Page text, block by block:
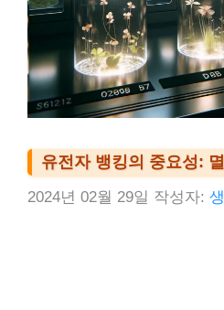
유전자 뱅킹의 중요성:
2024년 02월 29일 작성자: